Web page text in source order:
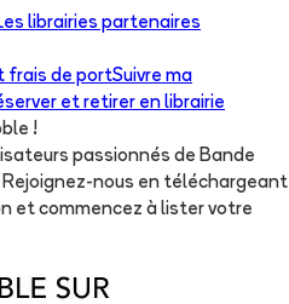
librairies partenaires
frais de portSuivre ma
et retirer en librairie
!
passionnés de Bande
nous en téléchargeant
et commencez à lister votre